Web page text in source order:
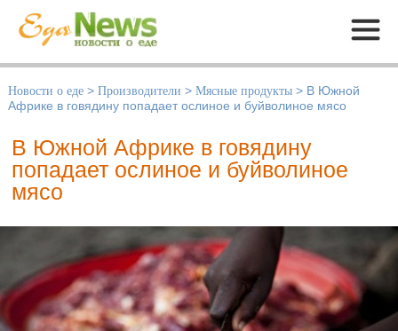
Меню
Новости о еде > Производители > Мясные продукты > В Южной
Африке в говядину попадает ослиное и буйволиное мясо
В Южной Африке в говядину
попадает ослиное и буйволиное
мясо